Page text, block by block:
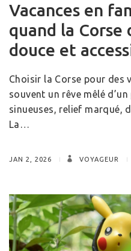
Vacances en
quand la
douce et
Choisir la Corse pour des
souvent un rêve mêlé
sinueuses, relief marqué,
La…
JAN 2, 2026 VOYAGEUR